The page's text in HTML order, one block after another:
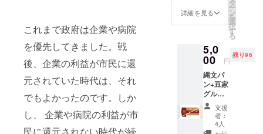
これまで政府は企業や病院
を優先してきました。戦
後、企業の利益が市民に還
元されていた時代は、それ
でもよかったのです。しか
し、 企業や病院の利益が市
よって
ながら素敵
な未来を実
現してゆき
ましょう。
んとコ
パンを
提供い
す。 そ
こにパ
ンにあ
う非加
熱はち
みつス
援して
いただ
らから
お願い
しま
す。 お
礼メー
ルと ご
支援し
ていた
だける
詳細を見る
タ
ー
ン
を
選
択
す
る
5,0
00 円
残り96
縄文パ
ン+豆家
グルー
プお食
事券
（2000
円+500
支援
者：
4人